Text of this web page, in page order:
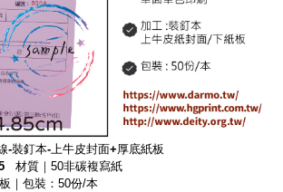
-裝釘本-上牛皮封面+厚底紙板
材質｜50非碳複寫紙
｜包裝：50份/本